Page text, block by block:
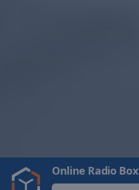
Video
Play
Online Radio Box